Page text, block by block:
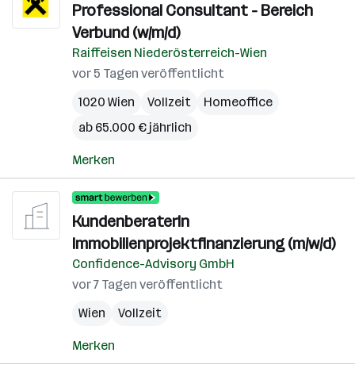
Professional Consultant - Bereich
Verbund (w/m/d)
Raiffeisen Niederösterreich-Wien
vor 5 Tagen veröffentlicht
1020 Wien
Vollzeit
Homeoffice
ab 65.000 € jährlich
Merken
KundenberaterIn
Immobilienprojektfinanzierung (m/w/d)
Confidence-Advisory GmbH
vor 7 Tagen veröffentlicht
Wien
Vollzeit
Merken